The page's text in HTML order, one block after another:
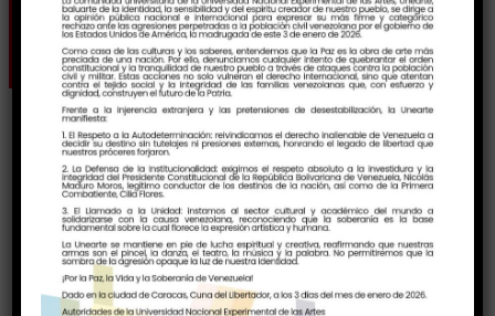
IntercambioInterartistico